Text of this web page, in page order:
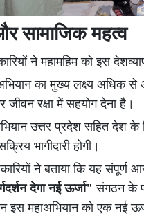
सामाजिक महत्व
ने महामहिम को इस
का मुख्य लक्ष्य अधिक से
रक्षा में सहयोग देना है।
उत्तर प्रदेश सहित देश के
भागीदारी होगी।
ने बताया कि यह संपूर्ण
देगा नई ऊर्जा" संगठन के
इस महाअभियान को एक